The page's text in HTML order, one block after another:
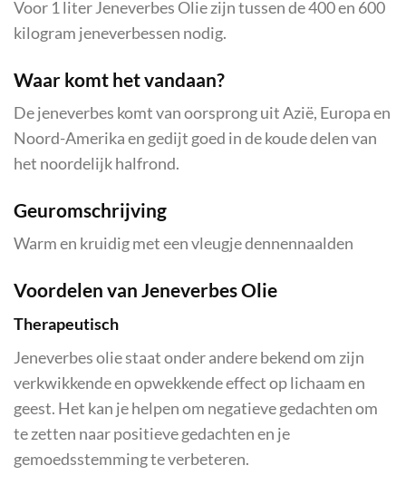
Voor 1 liter Jeneverbes Olie zijn tussen de 400 en 600
kilogram jeneverbessen nodig.
Waar komt het vandaan?
De jeneverbes komt van oorsprong uit Azië, Europa en
Noord-Amerika en gedijt goed in de koude delen van
het noordelijk halfrond.
Geuromschrijving
Warm en kruidig met een vleugje dennennaalden
Voordelen van Jeneverbes Olie
Therapeutisch
Jeneverbes olie staat onder andere bekend om zijn
verkwikkende en opwekkende effect op lichaam en
geest. Het kan je helpen om negatieve gedachten om
te zetten naar positieve gedachten en je
gemoedsstemming te verbeteren.